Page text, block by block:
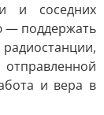
и соседних
— поддержать
и вера в